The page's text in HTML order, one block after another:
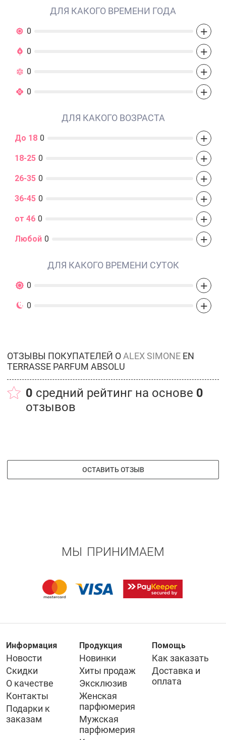
ДЛЯ КАКОГО ВРЕМЕНИ ГОДА
0 +
0 +
0 +
0 +
ДЛЯ КАКОГО ВОЗРАСТА
До 18 0 +
18-25 0 +
26-35 0 +
36-45 0 +
от 46 0 +
Любой 0 +
ДЛЯ КАКОГО ВРЕМЕНИ СУТОК
0 +
0 +
ОТЗЫВЫ ПОКУПАТЕЛЕЙ О ALEX SIMONE EN
TERRASSE PARFUM ABSOLU
0 средний рейтинг на основе 0
отзывов
ОСТАВИТЬ ОТЗЫВ
МЫ ПРИНИМАЕМ
Информация
Новости
Скидки
О качестве
Контакты
Подарки к
заказам
Продукция
Новинки
Хиты продаж
Эксклюзив
Женская
парфюмерия
Мужская
парфюмерия
Помощь
Как заказать
Доставка и
оплата